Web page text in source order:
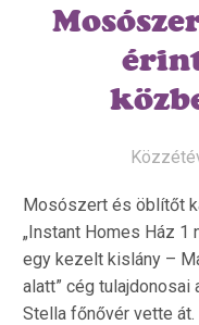
Mosószert és öblítőt
„Instant Homes Ház 1
egy kezelt kislány –
alatt” cég tulajdonosai
Stella főnővér vette át.